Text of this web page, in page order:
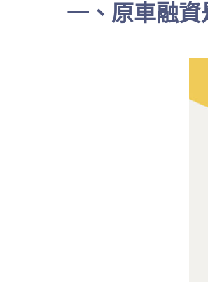
一、原車融資